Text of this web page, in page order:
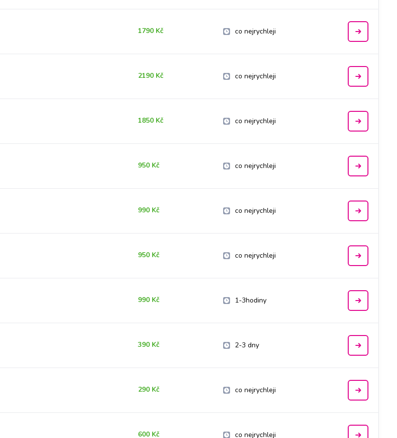
1790 Kč co nejrychleji
2190 Kč co nejrychleji
1850 Kč co nejrychleji
950 Kč co nejrychleji
990 Kč co nejrychleji
950 Kč co nejrychleji
990 Kč 1-3hodiny
390 Kč 2-3 dny
290 Kč co nejrychleji
600 Kč co nejrychleji